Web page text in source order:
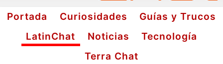
Portada Curiosidades
Guías y Trucos
LatinChat
Noticias
Tecnología
Terra Chat